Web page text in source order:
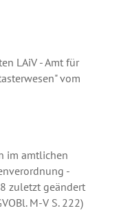
LAiV - Amt für
vom
im amtlichen
-
zuletzt geändert
M-V S. 222)